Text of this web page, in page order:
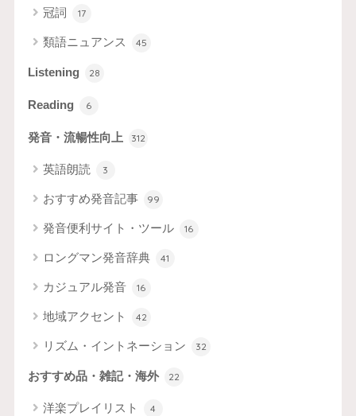
冠詞 17
類語ニュアンス 45
Listening 28
Reading 6
発音・流暢性向上 312
英語朗読 3
おすすめ発音記事 99
発音便利サイト・ツール 16
ロングマン発音辞典 41
カジュアル発音 16
地域アクセント 42
リズム・イントネーション 32
おすすめ品・雑記・海外 22
洋楽プレイリスト 4